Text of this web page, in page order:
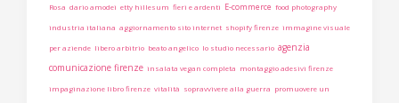
Rosa dario amodei etty hillesum fieri e ardenti E-commerce food photography
industria italiana aggiornamento sito internet shopify firenze immagine visuale
per aziende libero arbitrio beato angelico lo studio necessario agenzia
comunicazione firenze insalata vegan completa montaggio adesivi firenze
impaginazione libro firenze vitalità sopravvivere alla guerra promuovere un